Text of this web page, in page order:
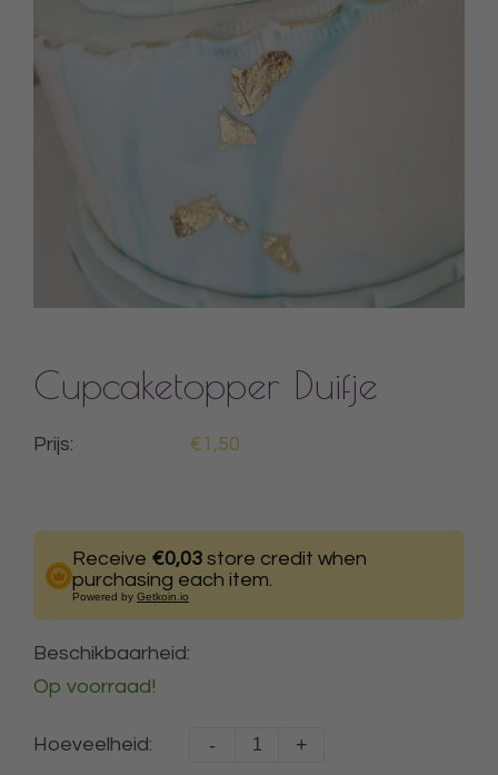
Cupcaketopper Duifje
Prijs: €1,50
Receive €0,03 store credit when
purchasing each item.
Powered by Getkoin.io
Beschikbaarheid:
Op voorraad!
Hoeveelheid: - +